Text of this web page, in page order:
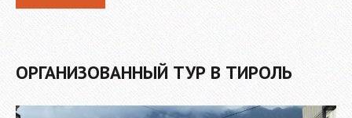
ОРГАНИЗОВАННЫЙ ТУР В ТИРОЛЬ